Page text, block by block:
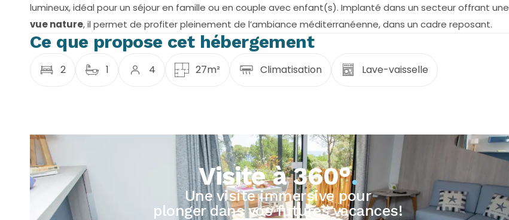
lumineux, idéal pour un séjour en famille ou en couple avec enfant(s). Implanté dans un secteur offrant une
vue nature, il permet de profiter pleinement de l’ambiance méditerranéenne, dans un cadre reposant.
Ce que propose cet hébergement
2 1 4 27m² Climatisation Lave-vaisselle
Visite à 360°.
Une visite immersive pour
plonger dans vos futures vacances!